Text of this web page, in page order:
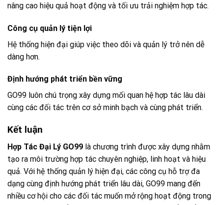
nâng cao hiệu quả hoạt động và tối ưu trải nghiệm hợp tác.
Công cụ quản lý tiện lợi
Hệ thống hiện đại giúp việc theo dõi và quản lý trở nên dễ
dàng hơn.
Định hướng phát triển bền vững
GO99 luôn chú trọng xây dựng mối quan hệ hợp tác lâu dài
cùng các đối tác trên cơ sở minh bạch và cùng phát triển.
Kết luận
Hợp Tác Đại Lý GO99 là chương trình được xây dựng nhằm
tạo ra môi trường hợp tác chuyên nghiệp, linh hoạt và hiệu
quả. Với hệ thống quản lý hiện đại, các công cụ hỗ trợ đa
dạng cùng định hướng phát triển lâu dài, GO99 mang đến
nhiều cơ hội cho các đối tác muốn mở rộng hoạt động trong